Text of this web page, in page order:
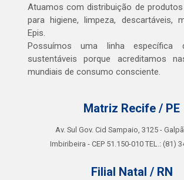
Atuamos com distribuição de
para higiene, limpeza, descartáveis,
Epis.
Possuímos uma linha específica
sustentáveis porque acreditamos
mundiais de consumo consciente.
Matriz Recife / PE
Av. Sul Gov. Cid Sampaio, 3125 -
Imbiribeira - CEP 51.150-010 TEL.: (81)
Filial Natal / RN